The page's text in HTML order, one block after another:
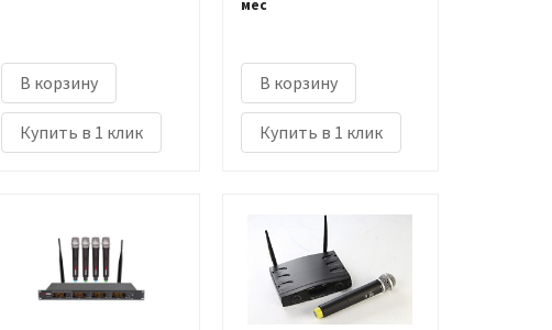
В корзину
Купить в 1 клик
мес
В корзину
Купить в 1 клик